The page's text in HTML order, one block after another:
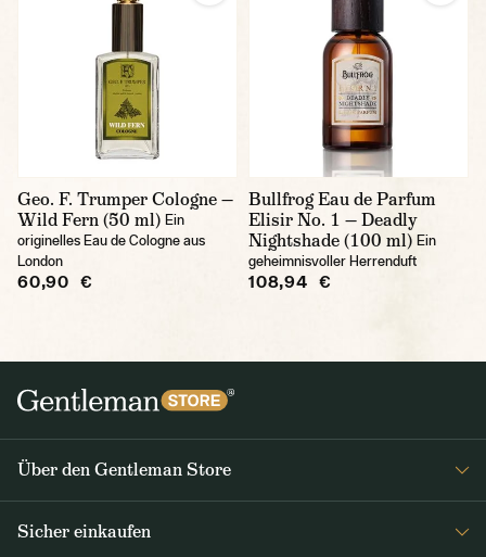
Geo. F. Trumper Cologne —
Wild Fern (50 ml) Ein
originelles Eau de Cologne aus
London
60,90 €
Bullfrog Eau de Parfum
Elisir No. 1 — Deadly
Nightshade (100 ml) Ein
geheimnisvoller Herrenduft
108,94 €
Über den Gentleman Store
Sicher einkaufen